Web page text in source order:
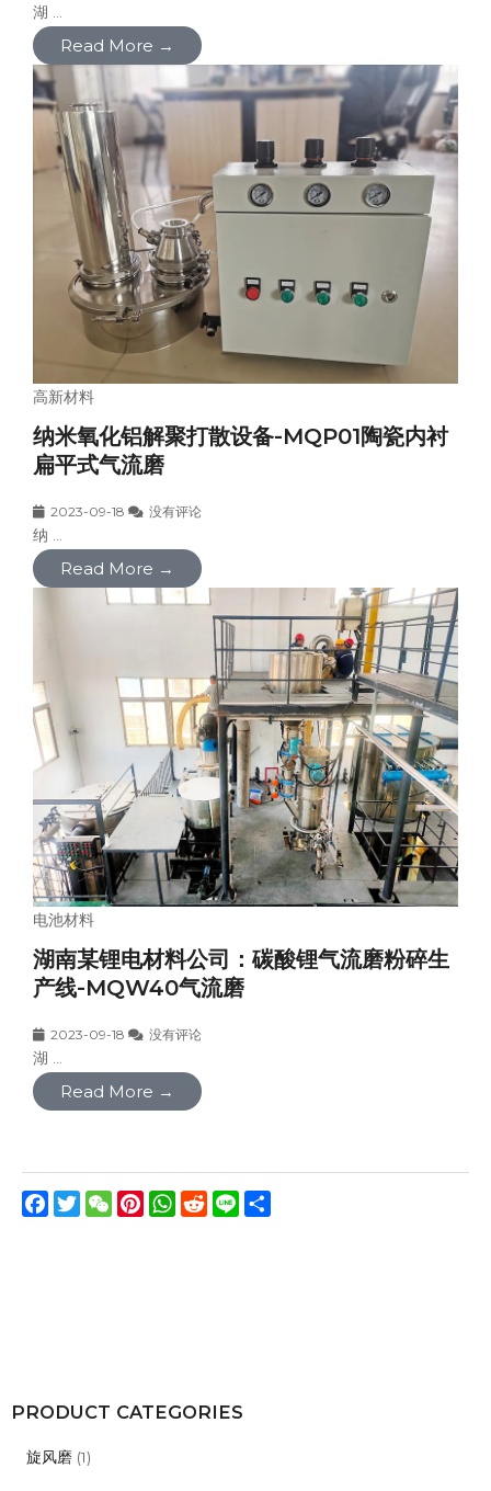
PRODUCT CATEGORIES
旋风磨 (1)
湖 ...
Read More →
高新材料
纳米氧化铝解聚打散设备-MQP01陶瓷内衬
扁平式气流磨
2023-09-18 没有评论
纳 ...
Read More →
电池材料
湖南某锂电材料公司：碳酸锂气流磨粉碎生
产线-MQW40气流磨
2023-09-18 没有评论
湖 ...
Read More →
Facebook
TwitterWeChatPinterest
WhatsApp
Reddit
Line